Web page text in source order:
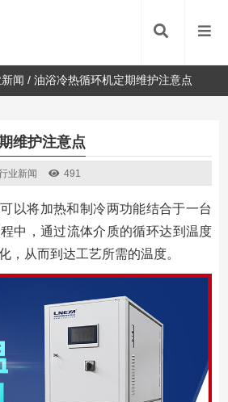
闻 /油浴冷热循环机定期维护注意点
维护注意点
业新闻 491
以将加热和制冷两功能结合于一台
中，通过流体介质的循环达到温度
，从而到达工艺所需的温度。